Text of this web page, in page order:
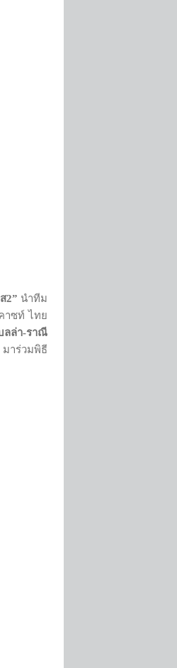
2” นำทีม
าซท์ ไทย
ลล่า-ราณี
าร่วมพิธี